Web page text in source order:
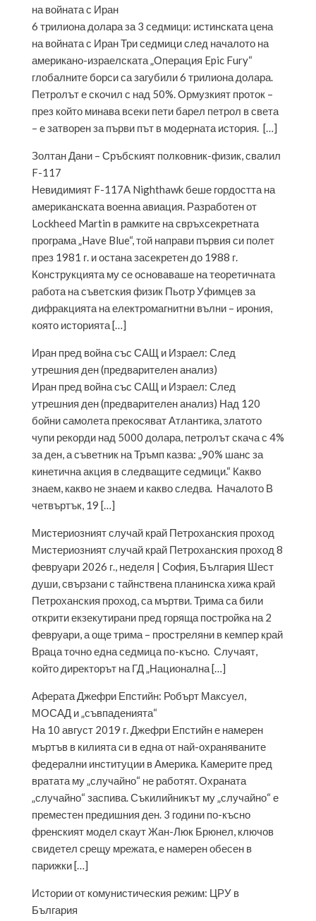
на войната с Иран
6 трилиона долара за 3 седмици: истинската цена
на войната с Иран Три седмици след началото на
американо-израелската „Операция Epic Fury“
глобалните борси са загубили 6 трилиона долара.
Петролът е скочил с над 50%. Ормузкият проток –
през който минава всеки пети барел петрол в света
– е затворен за първи път в модерната история. […]
Золтан Дани – Сръбският полковник-физик, свалил
F-117
Невидимият F-117A Nighthawk беше гордостта на
американската военна авиация. Разработен от
Lockheed Martin в рамките на свръхсекретната
програма „Have Blue“, той направи първия си полет
през 1981 г. и остана засекретен до 1988 г.
Конструкцията му се основаваше на теоретичната
работа на съветския физик Пьотр Уфимцев за
дифракцията на електромагнитни вълни – ирония,
която историята […]
Иран пред война със САЩ и Израел: След
утрешния ден (предварителен анализ)
Иран пред война със САЩ и Израел: След
утрешния ден (предварителен анализ) Над 120
бойни самолета прекосяват Атлантика, златото
чупи рекорди над 5000 долара, петролът скача с 4%
за ден, а съветник на Тръмп казва: „90% шанс за
кинетична акция в следващите седмици.“ Какво
знаем, какво не знаем и какво следва. Началото В
четвъртък, 19 […]
Мистериозният случай край Петроханския проход
Мистериозният случай край Петроханския проход 8
февруари 2026 г., неделя | София, България Шест
души, свързани с тайнствена планинска хижа край
Петроханския проход, са мъртви. Трима са били
открити екзекутирани пред горяща постройка на 2
февруари, а още трима – простреляни в кемпер край
Враца точно една седмица по-късно. Случаят,
който директорът на ГД „Национална […]
Аферата Джефри Епстийн: Робърт Максуел,
МОСАД и „съвпаденията“
На 10 август 2019 г. Джефри Епстийн е намерен
мъртъв в килията си в една от най-охраняваните
федерални институции в Америка. Камерите пред
вратата му „случайно“ не работят. Охраната
„случайно“ заспива. Съкилийникът му „случайно“ е
преместен предишния ден. 3 години по-късно
френският модел скаут Жан-Люк Брюнел, ключов
свидетел срещу мрежата, е намерен обесен в
парижки […]
Истории от комунистическия режим: ЦРУ в
България